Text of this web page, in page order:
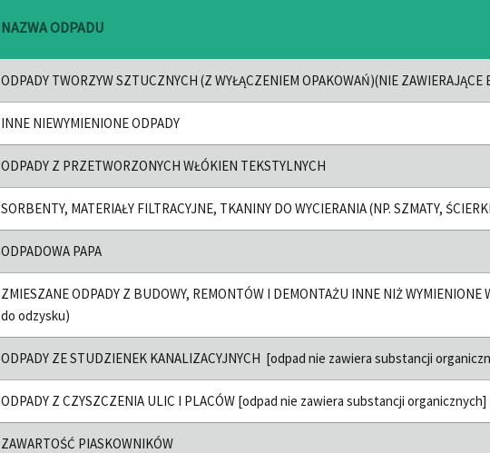
NAZWA ODPADU
ODPADY TWORZYW SZTUCZNYCH (Z WYŁĄCZENIEM OPAKOWAŃ)(NIE
INNE NIEWYMIENIONE ODPADY
ODPADY Z PRZETWORZONYCH WŁÓKIEN TEKSTYLNYCH
SORBENTY, MATERIAŁY FILTRACYJNE, TKANINY DO WYCIERANIA (NP. SZMATY,
ODPADOWA PAPA
ZMIESZANE ODPADY Z BUDOWY, REMONTÓW I DEMONTAŻU INNE NIŻ
do odzysku)
ODPADY ZE STUDZIENEK KANALIZACYJNYCH [odpad nie zawiera substancji
ODPADY Z CZYSZCZENIA ULIC I PLACÓW [odpad nie zawiera substancji organicznych]
ZAWARTOŚĆ PIASKOWNIKÓW